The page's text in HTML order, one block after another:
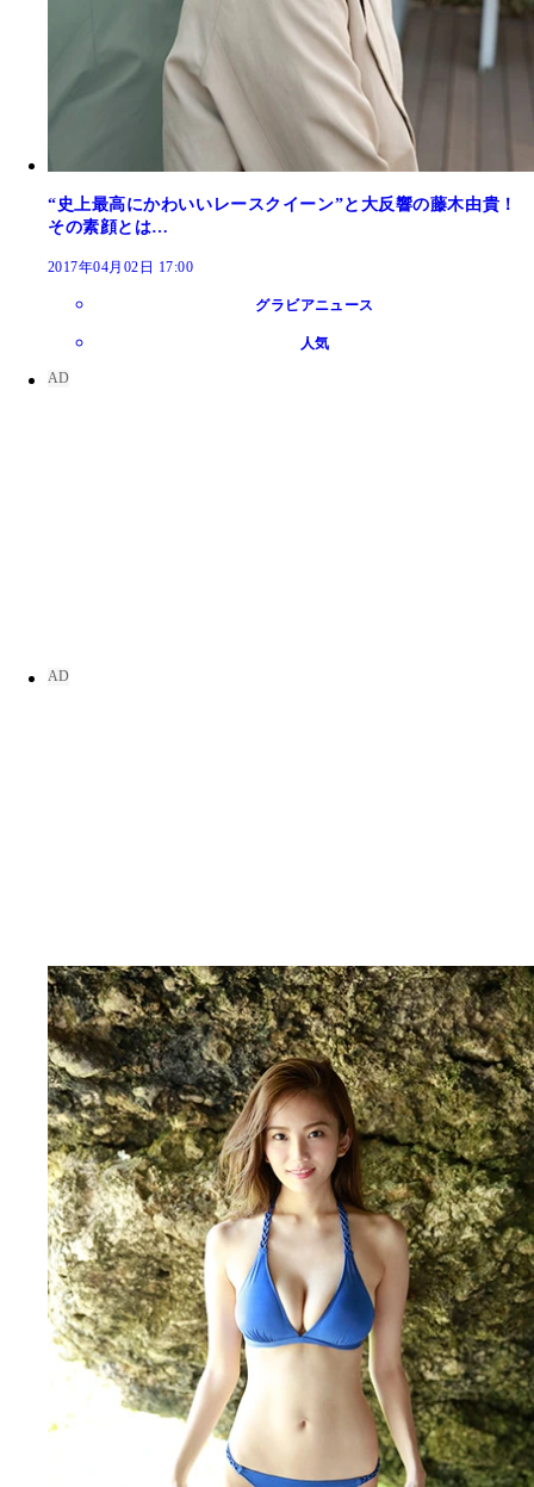
“史上最高にかわいいレースクイーン”と大反響の藤木由貴！
その素顔とは…
2017年04月02日 17:00
グラビアニュース
人気